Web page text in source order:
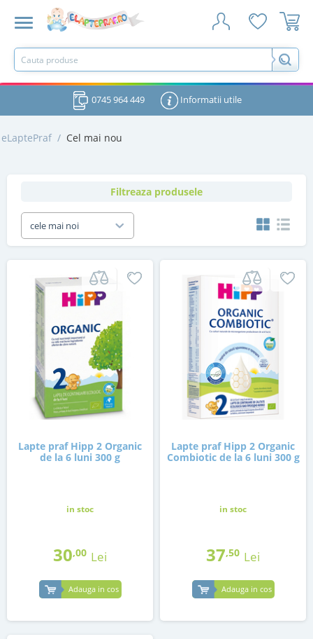
0745 964 449 Informatii utile
eLaptePraf / Cel mai nou
Filtreaza produsele
cele mai noi
Lapte praf Hipp 2 Organic
de la 6 luni 300 g
in stoc
30,00 Lei
Adauga in cos
Lapte praf Hipp 2 Organic
Combiotic de la 6 luni 300 g
in stoc
37,50 Lei
Adauga in cos